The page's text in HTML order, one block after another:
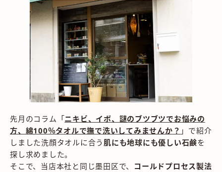
先月のコラム「ニキビ、イボ、謎のブツブツでお悩みの
方、綿100％タオルで撫で洗いしてみませんか ？ 」で紹介
しました洗顔タオルに合う 肌にも地球にも優しい石鹸を
探し求めました。
そこで、当店本社と同じ墨田区で、 コールドプロセス製法